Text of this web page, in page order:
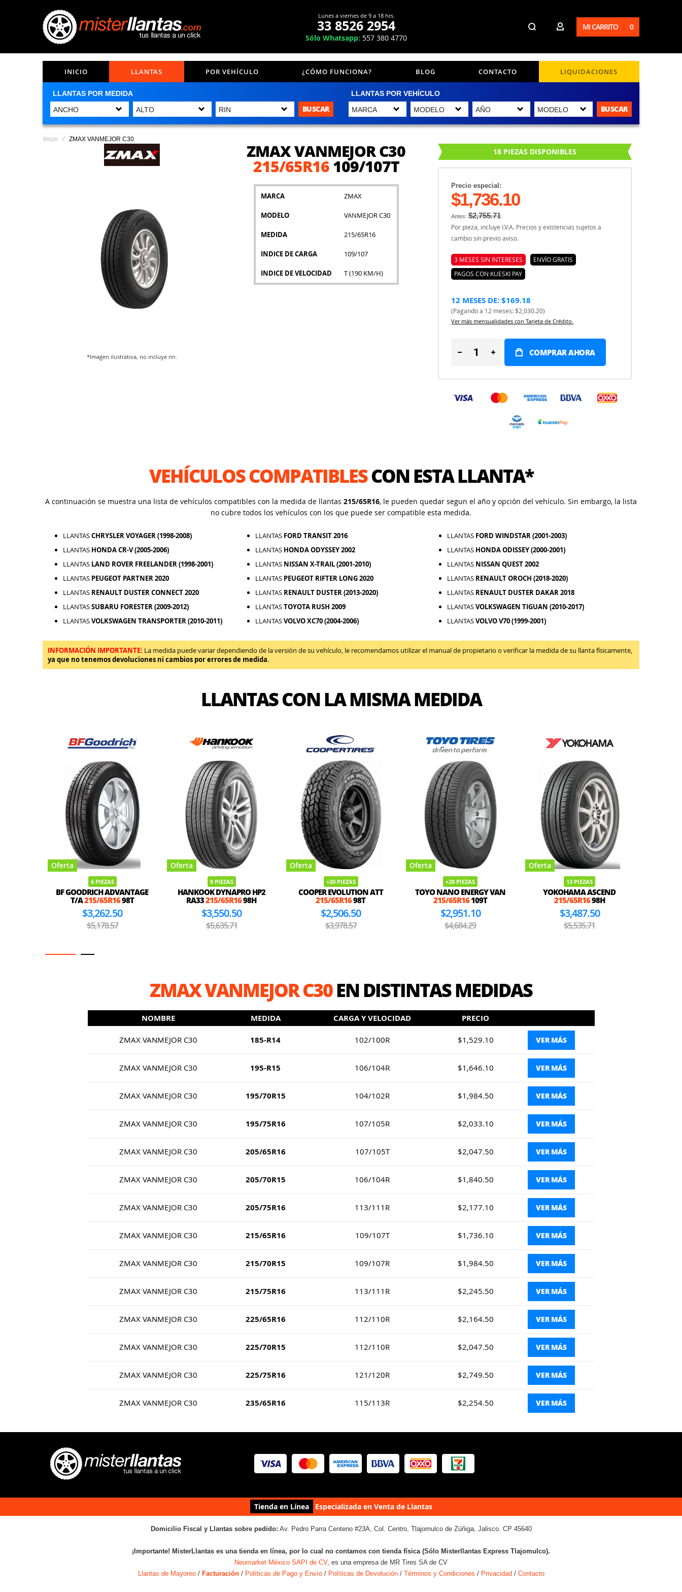
Lunes a viernes de 9 a 18 hrs.
33 8526 2954
Sólo Whatsapp: 557 380 4770
MI CARRITO 0
INICIO LLANTAS POR VEHÍCULO ¿CÓMO FUNCIONA? BLOG CONTACTO LIQUIDACIONES
LLANTAS POR MEDIDA
BUSCAR
LLANTAS POR VEHÍCULO
BUSCAR
Inicio ZMAX VANMEJOR C30
ZMAX VANMEJOR C30
215/65R16109/107T
MARCA ZMAX
MODELO VANMEJOR C30
MEDIDA 215/65R16
INDICE DE CARGA 109/107
INDICE DE VELOCIDAD T (190 KM/H)
18 PIEZAS DISPONIBLES
Precio especial:
$1,736.10
Antes:$2,755.71
Por pieza, incluye I.V.A. Precios y existencias sujetos a
cambio sin previo aviso.
3 MESES SIN INTERESES
ENVÍO GRATIS
PAGOS CON KUESKI PAY
12 MESES DE: $169.18
(Pagando a 12 meses: $2,030.20)
Ver más mensualidades con Tarjeta de Crédito.
COMPRAR AHORA
*Imagen ilustrativa, no incluye rin.
VEHÍCULOS COMPATIBLESCON ESTA LLANTA*
A continuación se muestra una lista de vehículos compatibles con la medida de llantas 215/65R16, le pueden quedar segun el año y opción del vehículo. Sin embargo, la lista
no cubre todos los vehículos con los que puede ser compatible esta medida.
LLANTASCHRYSLER VOYAGER (1998-2008) LLANTAS FORD TRANSIT 2016 LLANTAS FORD WINDSTAR (2001-2003)
LLANTAS HONDA CR-V (2005-2006) LLANTAS HONDA ODYSSEY 2002 LLANTAS HONDA ODISSEY (2000-2001)
LLANTAS LAND ROVER FREELANDER (1998-2001) LLANTAS NISSAN X-TRAIL (2001-2010) LLANTAS NISSAN QUEST 2002
LLANTAS PEUGEOT PARTNER 2020 LLANTAS PEUGEOT RIFTER LONG 2020 LLANTAS RENAULT OROCH (2018-2020)
LLANTAS RENAULT DUSTER CONNECT 2020 LLANTAS RENAULT DUSTER (2013-2020) LLANTAS RENAULT DUSTER DAKAR 2018
LLANTASSUBARU FORESTER (2009-2012) LLANTASTOYOTA RUSH 2009 LLANTASVOLKSWAGEN TIGUAN (2010-2017)
LLANTASVOLKSWAGEN TRANSPORTER (2010-2011) LLANTASVOLVO XC70 (2004-2006) LLANTASVOLVO V70 (1999-2001)
INFORMACIÓN IMPORTANTE: La medida puede variar dependiendo de la versión de su vehículo, le recomendamos utilizar el manual de propietario o verificar la medida de su llanta físicamente,
ya que no tenemos devoluciones ni cambios por errores de medida.
LLANTAS CON LA MISMA MEDIDA
Oferta
6 PIEZAS
BF GOODRICH ADVANTAGE
T/A215/65R1698T
$3,262.50
$5,178.57
Oferta
9 PIEZAS
HANKOOK DYNAPRO HP2
RA33215/65R1698H
$3,550.50
$5,635.71
Oferta
+20 PIEZAS
COOPER EVOLUTION ATT
215/65R1698T
$2,506.50
$3,978.57
Oferta
+20 PIEZAS
TOYO NANO ENERGY VAN
215/65R16109T
$2,951.10
$4,684.29
Oferta
13 PIEZAS
YOKOHAMA ASCEND
215/65R1698H
$3,487.50
$5,535.71
ZMAX VANMEJOR C30EN DISTINTAS MEDIDAS
NOMBRE MEDIDA CARGA Y VELOCIDAD PRECIO
ZMAX VANMEJOR C30 185-R14 102/100R $1,529.10 VER MÁS
ZMAX VANMEJOR C30 195-R15 106/104R $1,646.10 VER MÁS
ZMAX VANMEJOR C30 195/70R15 104/102R $1,984.50 VER MÁS
ZMAX VANMEJOR C30 195/75R16 107/105R $2,033.10 VER MÁS
ZMAX VANMEJOR C30 205/65R16 107/105T $2,047.50 VER MÁS
ZMAX VANMEJOR C30 205/70R15 106/104R $1,840.50 VER MÁS
ZMAX VANMEJOR C30 205/75R16 113/111R $2,177.10 VER MÁS
ZMAX VANMEJOR C30 215/65R16 109/107T $1,736.10 VER MÁS
ZMAX VANMEJOR C30 215/70R15 109/107R $1,984.50 VER MÁS
ZMAX VANMEJOR C30 215/75R16 113/111R $2,245.50 VER MÁS
ZMAX VANMEJOR C30 225/65R16 112/110R $2,164.50 VER MÁS
ZMAX VANMEJOR C30 225/70R15 112/110R $2,047.50 VER MÁS
ZMAX VANMEJOR C30 225/75R16 121/120R $2,749.50 VER MÁS
ZMAX VANMEJOR C30 235/65R16 115/113R $2,254.50 VER MÁS
Tienda en Línea Especializada en Venta de Llantas
Domicilio Fiscal y Llantas sobre pedido: Av. Pedro Parra Centeno #23A, Col. Centro, Tlajomulco de Zúñiga, Jalisco. CP 45640
¡Importante! MisterLlantas es una tienda en línea, por lo cual no contamos con tienda física (Sólo Misterllantas Express Tlajomulco).
Neumarket México SAPI de CV, es una empresa de MR Tires SA de CV
Llantas de Mayoreo/ Facturación/ Políticas de Pago y Envío/ Políticas de Devolución/ Términos y Condiciones / Privacidad / Contacto